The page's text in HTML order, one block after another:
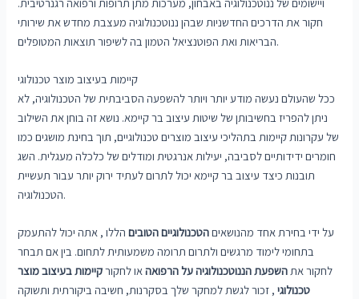
חקור את הדרכים החדשניות שבהן ננוטכנולוגיה מעצבת מחדש את שירותי
הבריאות ואת הפוטנציאל הטמון בה לשיפור תוצאות המטופלים.
קיימות בעיצוב מוצר טכנולוגי
ככל שהעולם נעשה מודע יותר ויותר להשפעה הסביבתית של הטכנולוגיה, לא
ניתן להפריז בחשיבותן של שיטות עיצוב בר קיימא. נושא זה בוחן את השילוב
של עקרונות קיימות בתהליכי עיצוב מוצרים טכנולוגיים, תוך בחינת מושגים כמו
חומרים ידידותיים לסביבה, יעילות אנרגטית ומודלים של כלכלה מעגלית. השג
תובנות כיצד עיצוב בר קיימא יכול לתרום לעתיד ירוק יותר עבור תעשיית
הטכנולוגיה.
על ידי בחירת אחד מהנושאיםהטכנולוגיים הטוביםהללו , אתה יכול להתעמק
בתחומי לימוד מרגשים ולתרום תרומה משמעותית לתחום. בין אם תבחר
לחקור אתהשפעת הננוטכנולוגיה על הרפואהאו לחקורקיימות בעיצוב מוצר
טכנולוגי, זכור לגשת למחקר שלך בסקרנות, חשיבה ביקורתית ותשוקה